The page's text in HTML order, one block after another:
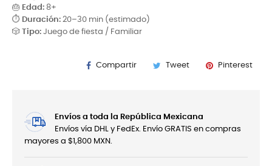
🎂 Edad: 8+
⏱ Duración: 20–30 min (estimado)
🎲 Tipo: Juego de fiesta / Familiar
Compartir Tweet Pinterest
Envíos a toda la República Mexicana
Envíos vía DHL y FedEx. Envío GRATIS en compras
mayores a $1,800 MXN.